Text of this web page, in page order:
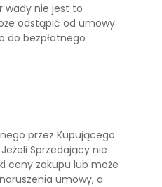
wady nie jest to
odstąpić od umowy.
do bezpłatnego
przez Kupującego
Sprzedający nie
ceny zakupu lub może
umowy, a